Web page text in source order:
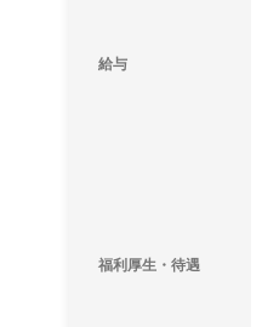
給与
福利厚生・待遇